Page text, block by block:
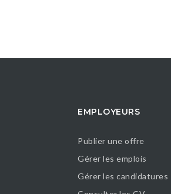
EMPLOYEURS
Publier une offre
Gérer les emplois
Gérer les candidatures